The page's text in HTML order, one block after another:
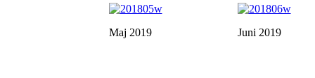
Maj 2019 Juni 2019